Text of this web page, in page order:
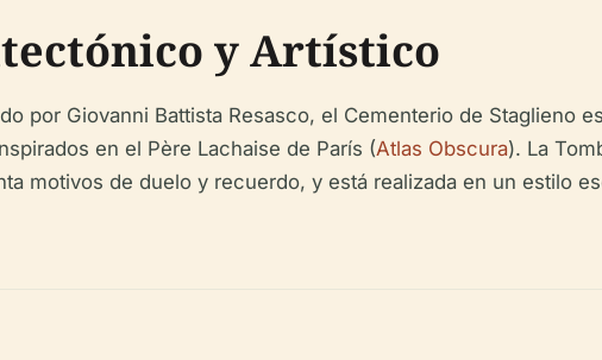
y Artístico
por Giovanni Battista Resasco, el Cementerio de Staglieno
en el Père Lachaise de París (Atlas Obscura). La
motivos de duelo y recuerdo, y está realizada en un estilo